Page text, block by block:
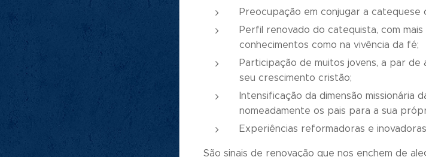
Preocupação em conjugar a catequese
Perfil renovado do catequista, com
conhecimentos como na vivência da fé;
Participação de muitos jovens, a par
seu crescimento cristão;
Intensificação da dimensão missionária
nomeadamente os pais para a sua
Experiências reformadoras e
São sinais de renovação que nos enchem de